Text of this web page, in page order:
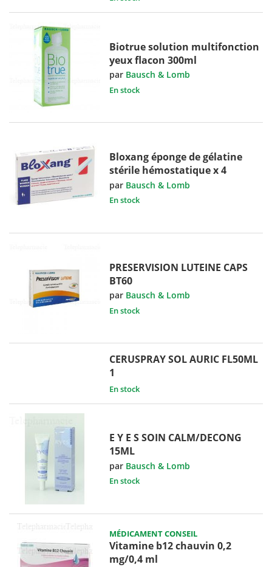
Biotrue solution multifonction
yeux flacon 300ml
par Bausch & Lomb
En stock
Bloxang éponge de gélatine
stérile hémostatique x 4
par Bausch & Lomb
En stock
PRESERVISION LUTEINE CAPS
BT60
par Bausch & Lomb
En stock
CERUSPRAY SOL AURIC FL50ML
1
En stock
E Y E S SOIN CALM/DECONG
15ML
par Bausch & Lomb
En stock
MÉDICAMENT CONSEIL
Vitamine b12 chauvin 0,2
mg/0,4 ml